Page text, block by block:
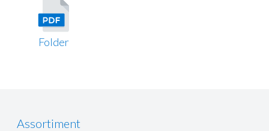
Folder
Assortiment